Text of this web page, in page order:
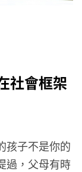
社會框架
孩子不是你的
過，父母有時